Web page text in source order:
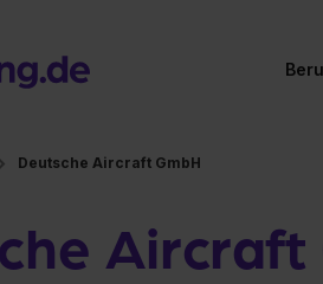
Deutsche Aircraft GmbH
Aircraft